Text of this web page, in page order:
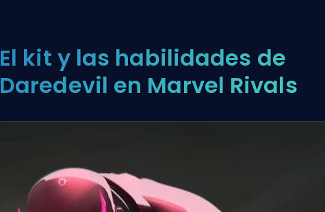
El kit y las habilidades de
Daredevil en Marvel Rivals